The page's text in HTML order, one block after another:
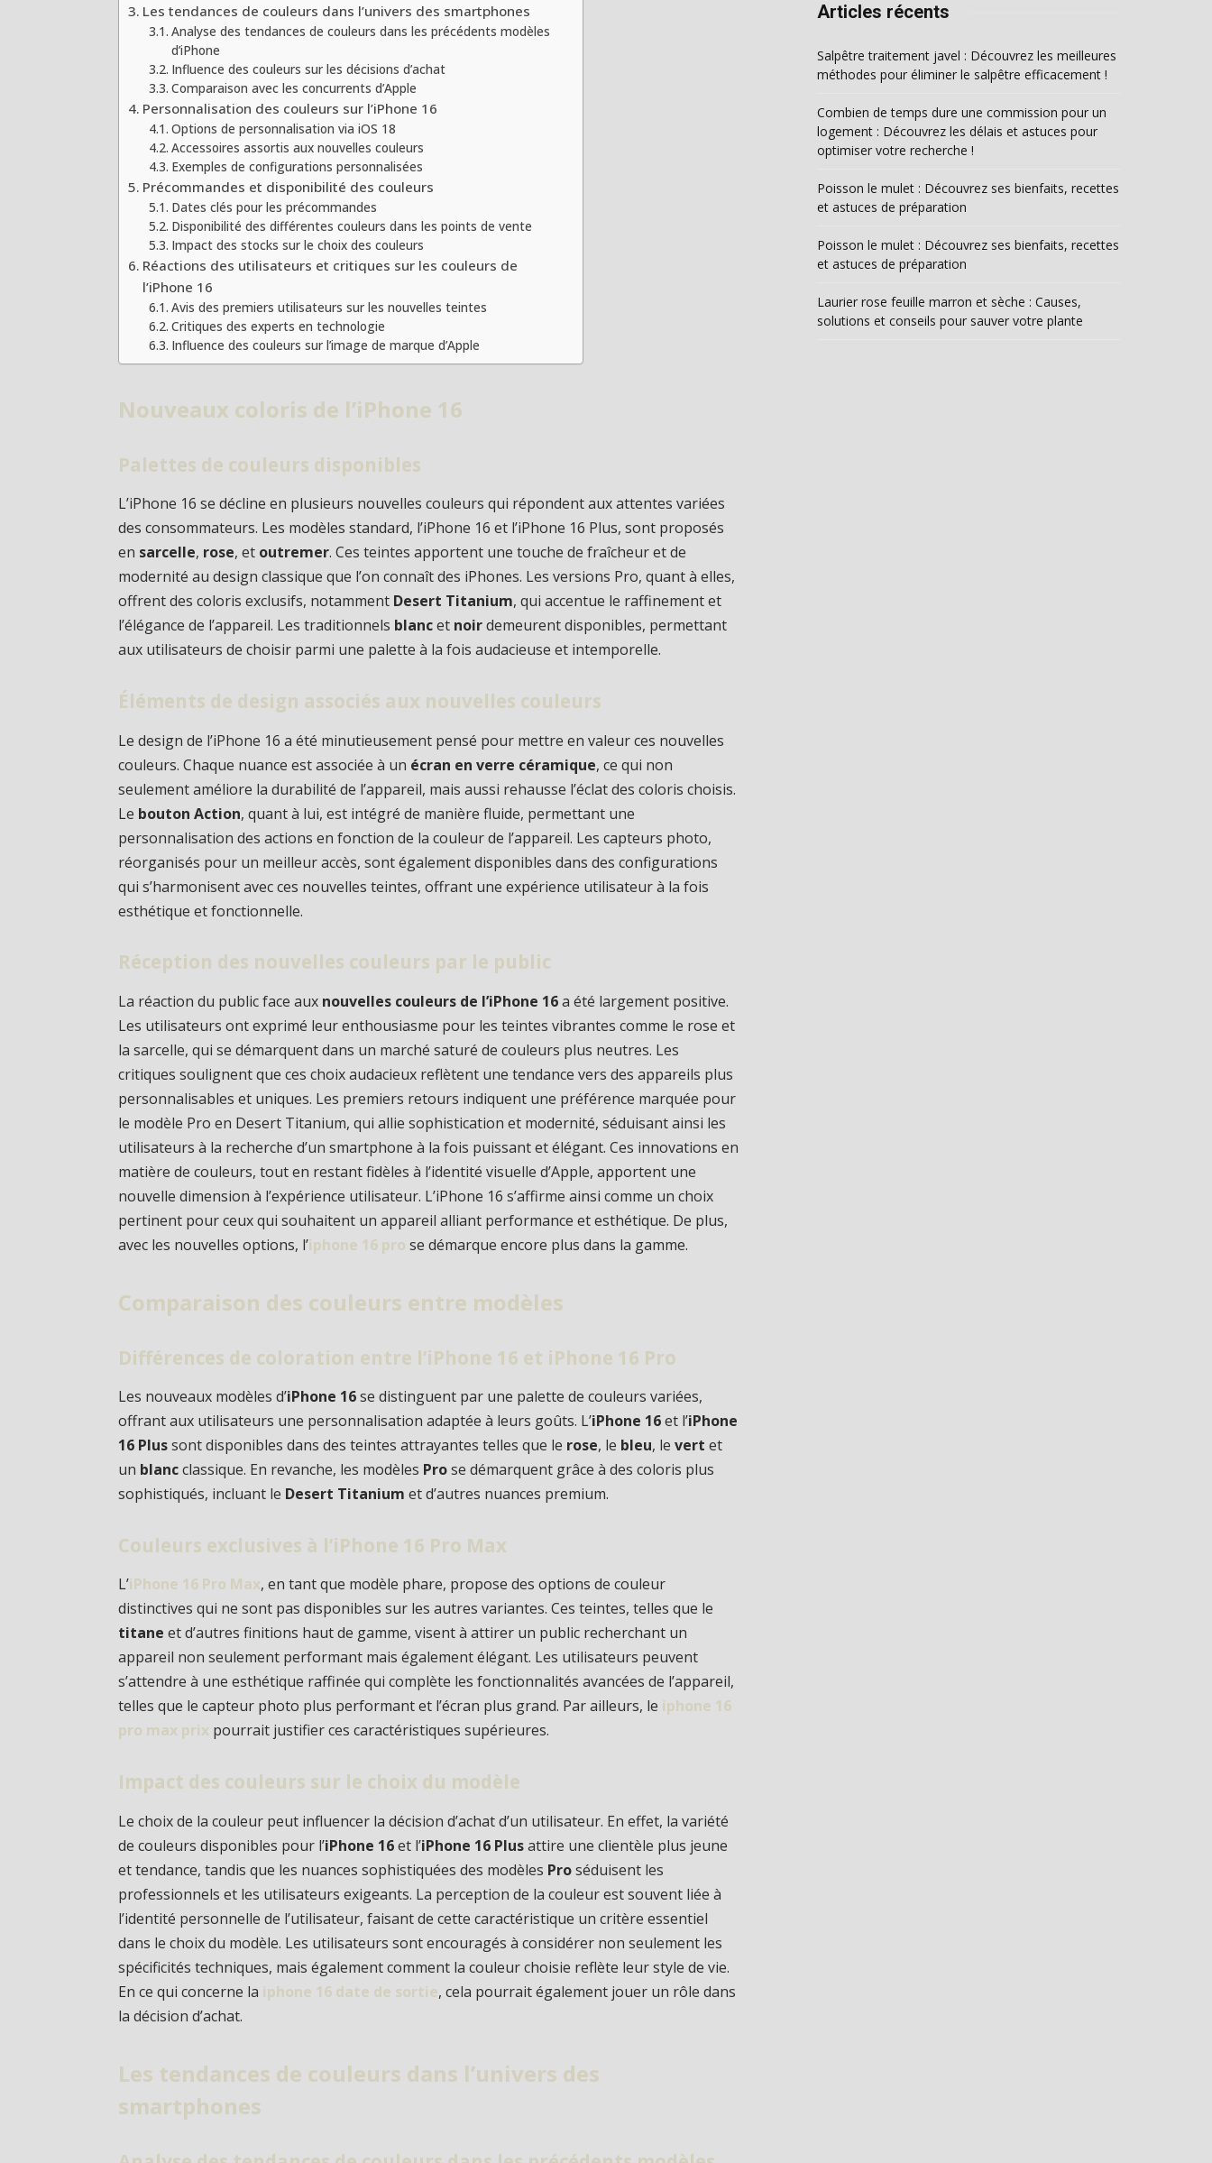
Les tendances de couleurs dans l’univers des smartphones
Analyse des tendances de couleurs dans les précédents modèles
d’iPhone
Influence des couleurs sur les décisions d’achat
Comparaison avec les concurrents d’Apple
Personnalisation des couleurs sur l’iPhone 16
Options de personnalisation via iOS 18
Accessoires assortis aux nouvelles couleurs
Exemples de configurations personnalisées
Précommandes et disponibilité des couleurs
Dates clés pour les précommandes
Disponibilité des différentes couleurs dans les points de vente
Impact des stocks sur le choix des couleurs
Réactions des utilisateurs et critiques sur les couleurs de
l’iPhone 16
Avis des premiers utilisateurs sur les nouvelles teintes
Critiques des experts en technologie
Influence des couleurs sur l’image de marque d’Apple
Nouveaux coloris de l’iPhone 16
Palettes de couleurs disponibles
L’iPhone 16 se décline en plusieurs nouvelles couleurs qui répondent aux attentes variées
des consommateurs. Les modèles standard, l’iPhone 16 et l’iPhone 16 Plus, sont proposés
en sarcelle, rose, et outremer. Ces teintes apportent une touche de fraîcheur et de
modernité au design classique que l’on connaît des iPhones. Les versions Pro, quant à elles,
offrent des coloris exclusifs, notamment Desert Titanium, qui accentue le raffinement et
l’élégance de l’appareil. Les traditionnels blancet noirdemeurent disponibles, permettant
aux utilisateurs de choisir parmi une palette à la fois audacieuse et intemporelle.
Éléments de design associés aux nouvelles couleurs
Le design de l’iPhone 16 a été minutieusement pensé pour mettre en valeur ces nouvelles
couleurs. Chaque nuance est associée à un écran en verre céramique, ce qui non
seulement améliore la durabilité de l’appareil, mais aussi rehausse l’éclat des coloris choisis.
Le bouton Action, quant à lui, est intégré de manière fluide, permettant une
personnalisation des actions en fonction de la couleur de l’appareil. Les capteurs photo,
réorganisés pour un meilleur accès, sont également disponibles dans des configurations
qui s’harmonisent avec ces nouvelles teintes, offrant une expérience utilisateur à la fois
esthétique et fonctionnelle.
Réception des nouvelles couleurs par le public
La réaction du public face aux nouvelles couleurs de l’iPhone 16a été largement positive.
Les utilisateurs ont exprimé leur enthousiasme pour les teintes vibrantes comme le rose et
la sarcelle, qui se démarquent dans un marché saturé de couleurs plus neutres. Les
critiques soulignent que ces choix audacieux reflètent une tendance vers des appareils plus
personnalisables et uniques. Les premiers retours indiquent une préférence marquée pour
le modèle Pro en Desert Titanium, qui allie sophistication et modernité, séduisant ainsi les
utilisateurs à la recherche d’un smartphone à la fois puissant et élégant. Ces innovations en
matière de couleurs, tout en restant fidèles à l’identité visuelle d’Apple, apportent une
nouvelle dimension à l’expérience utilisateur. L’iPhone 16 s’affirme ainsi comme un choix
pertinent pour ceux qui souhaitent un appareil alliant performance et esthétique. De plus,
avec les nouvelles options, l’iphone 16 pro se démarque encore plus dans la gamme.
Comparaison des couleurs entre modèles
Différences de coloration entre l’iPhone 16 et iPhone 16 Pro
Les nouveaux modèles d’iPhone 16se distinguent par une palette de couleurs variées,
offrant aux utilisateurs une personnalisation adaptée à leurs goûts. L’iPhone 16et l’iPhone
16 Plussont disponibles dans des teintes attrayantes telles que le rose, le bleu, levert et
un blancclassique. En revanche, les modèles Prose démarquent grâce à des coloris plus
sophistiqués, incluant le Desert Titanium et d’autres nuances premium.
Couleurs exclusives à l’iPhone 16 Pro Max
L’iPhone 16 Pro Max, en tant que modèle phare, propose des options de couleur
distinctives qui ne sont pas disponibles sur les autres variantes. Ces teintes, telles que le
titane et d’autres finitions haut de gamme, visent à attirer un public recherchant un
appareil non seulement performant mais également élégant. Les utilisateurs peuvent
s’attendre à une esthétique raffinée qui complète les fonctionnalités avancées de l’appareil,
telles que le capteur photo plus performant et l’écran plus grand. Par ailleurs, le iphone 16
pro max prix pourrait justifier ces caractéristiques supérieures.
Impact des couleurs sur le choix du modèle
Le choix de la couleur peut influencer la décision d’achat d’un utilisateur. En effet, la variété
de couleurs disponibles pour l’iPhone 16et l’iPhone 16 Plusattire une clientèle plus jeune
et tendance, tandis que les nuances sophistiquées des modèles Proséduisent les
professionnels et les utilisateurs exigeants. La perception de la couleur est souvent liée à
l’identité personnelle de l’utilisateur, faisant de cette caractéristique un critère essentiel
dans le choix du modèle. Les utilisateurs sont encouragés à considérer non seulement les
spécificités techniques, mais également comment la couleur choisie reflète leur style de vie.
En ce qui concerne la iphone 16 date de sortie, cela pourrait également jouer un rôle dans
la décision d’achat.
Les tendances de couleurs dans l’univers des
smartphones
Articles récents
Salpêtre traitement javel : Découvrez les meilleures
méthodes pour éliminer le salpêtre efficacement !
Combien de temps dure une commission pour un
logement : Découvrez les délais et astuces pour
optimiser votre recherche !
Poisson le mulet : Découvrez ses bienfaits, recettes
et astuces de préparation
Poisson le mulet : Découvrez ses bienfaits, recettes
et astuces de préparation
Laurier rose feuille marron et sèche : Causes,
solutions et conseils pour sauver votre plante